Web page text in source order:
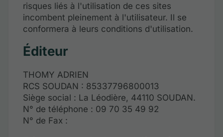
risques liés à l'utilisation de ces sites
incombent pleinement à l'utilisateur. Il se
conformera à leurs conditions d'utilisation.
Éditeur
THOMY ADRIEN
RCS SOUDAN : 85337796800013
Siège social : La Léodière, 44110 SOUDAN.
N° de téléphone : 09 70 35 49 92
N° de Fax :